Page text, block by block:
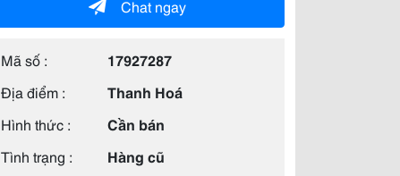
Chat ngay
Mã số :
17927287
Địa điểm :
Thanh Hoá
Hình thức :
Cần bán
Tình trạng :
Hàng cũ